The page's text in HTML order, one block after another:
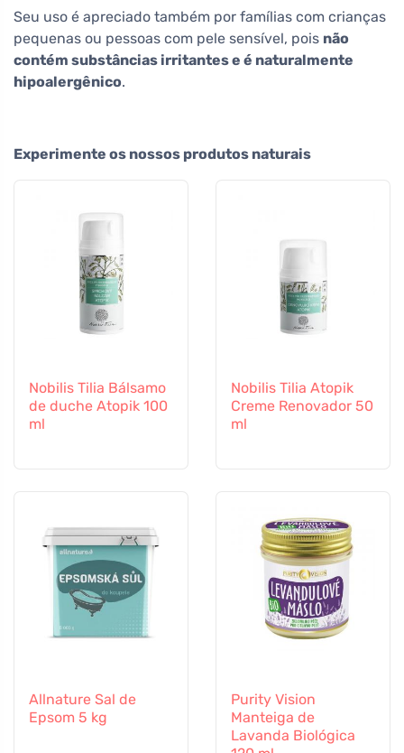
Seu uso é apreciado também por famílias com crianças
pequenas ou pessoas com pele sensível, pois não
contém substâncias irritantes e é naturalmente
hipoalergênico.
Experimente os nossos produtos naturais
Nobilis Tilia Bálsamo
de duche Atopik 100
ml
Nobilis Tilia Atopik
Creme Renovador 50
ml
Allnature Sal de
Epsom 5 kg
Purity Vision
Manteiga de
Lavanda Biológica